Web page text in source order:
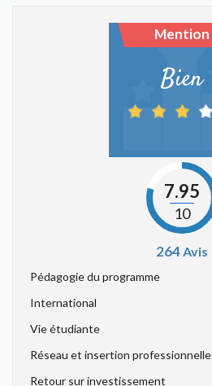
Mention
Bien
7.95
10
264Avis
Pédagogie du programme
International
Vie étudiante
Réseau et insertion professionnelle
Retour sur investissement